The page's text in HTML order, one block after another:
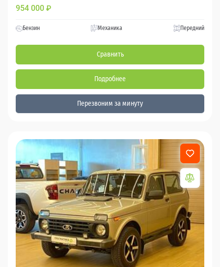
954 000 ₽
Бензин Механика Передний
Сравнить
Подробнее
Перезвоним за минуту